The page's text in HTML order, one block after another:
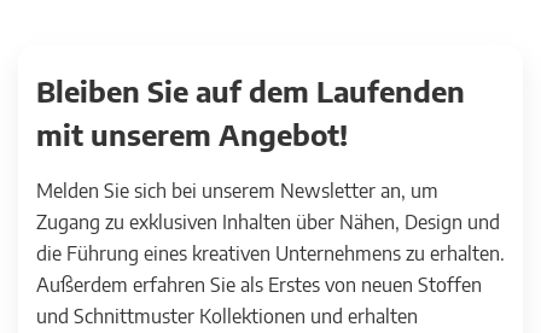
Bleiben Sie auf dem Laufenden
mit unserem Angebot!
Melden Sie sich bei unserem Newsletter an, um
Zugang zu exklusiven Inhalten über Nähen, Design und
die Führung eines kreativen Unternehmens zu erhalten.
Außerdem erfahren Sie als Erstes von neuen Stoffen
und Schnittmuster Kollektionen und erhalten